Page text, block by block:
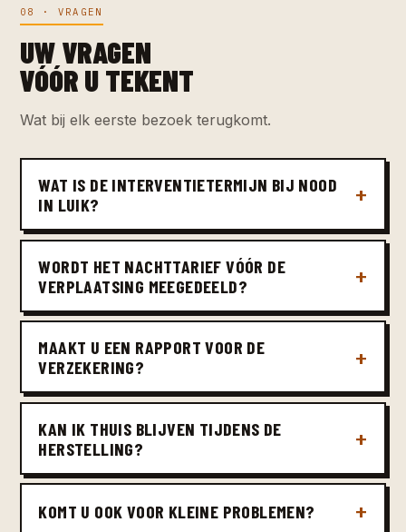
08 · VRAGEN
UW VRAGEN
VÓÓR U TEKENT
Wat bij elk eerste bezoek terugkomt.
WAT IS DE INTERVENTIETERMIJN BIJ NOOD
IN LUIK?
WORDT HET NACHTTARIEF VÓÓR DE
VERPLAATSING MEEGEDEELD?
MAAKT U EEN RAPPORT VOOR DE
VERZEKERING?
KAN IK THUIS BLIJVEN TIJDENS DE
HERSTELLING?
KOMT U OOK VOOR KLEINE PROBLEMEN?